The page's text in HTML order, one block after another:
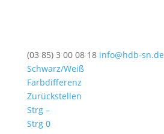
(03 85) 3 00 08 18 info@hdb-sn.de
Schwarz/Weiß
Farbdifferenz
Zurückstellen
Strg –
Strg 0